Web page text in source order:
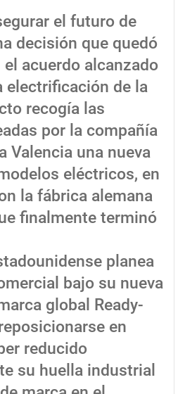
el futuro de
decisión que quedó
acuerdo alcanzado
electrificación de la
recogía las
por la compañía
Valencia una nueva
eléctricos, en
la fábrica alemana
finalmente terminó
planea
bajo su nueva
global Ready-
en
reducido
su huella industrial